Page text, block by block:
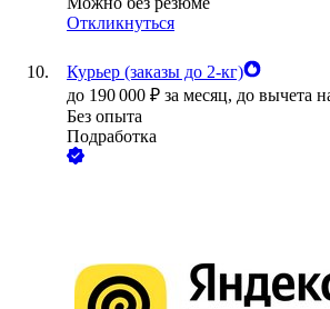
Откликнуться
Курьер (заказы до 2-кг)
до 190 000 ₽ за месяц, до вычета
Без опыта
Подработка